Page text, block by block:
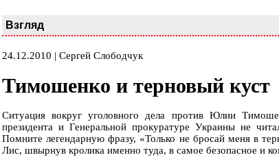
Взгляд
24.12.2010 | Сергей Слободчук
Тимошенко и терновый куст
Ситуация вокруг уголовного дела против Юлии
президента и Генеральной прокуратуре Украины не
Помните легендарную фразу, «Только не бросай меня в
Лис, швырнув кролика именно туда, в самое безопасное и